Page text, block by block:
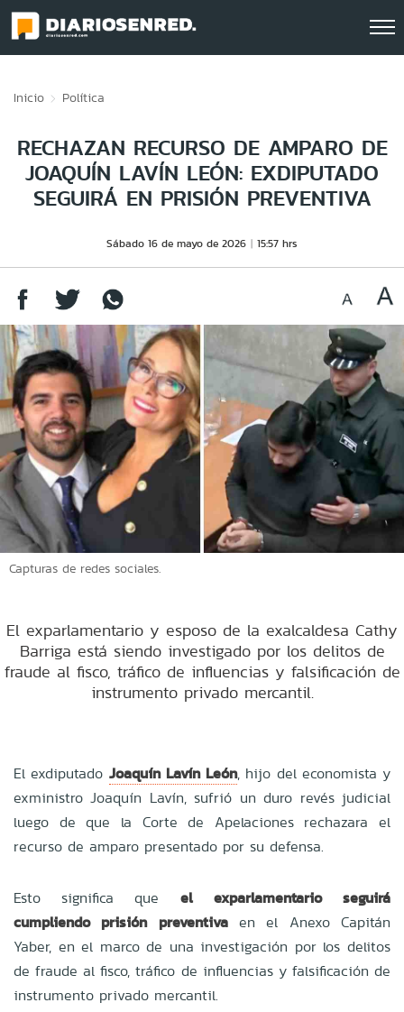
Inicio Política
RECHAZAN RECURSO DE AMPARO DE
JOAQUÍN LAVÍN LEÓN: EXDIPUTADO
SEGUIRÁ EN PRISIÓN PREVENTIVA
Sábado 16 de mayo de 2026 15:57 hrs
Capturas de redes sociales.
El exparlamentario y esposo de la exalcaldesa Cathy
Barriga está siendo investigado por los delitos de
fraude al fisco, tráfico de influencias y falsificación de
instrumento privado mercantil.
El exdiputado Joaquín Lavín León, hijo del economista y
exministro Joaquín Lavín, sufrió un duro revés judicial
luego de que la Corte de Apelaciones rechazara el
recurso de amparo presentado por su defensa.
Esto significa que el exparlamentario seguirá
cumpliendo prisión preventivaen el Anexo Capitán
Yaber, en el marco de una investigación por los delitos
de fraude al fisco, tráfico de influencias y falsificación de
instrumento privado mercantil.